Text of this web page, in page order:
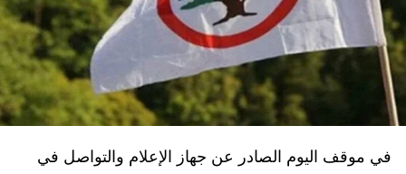
في موقف اليوم الصادر عن جهاز الإعلام والتواصل في